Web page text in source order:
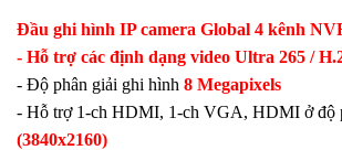
Đầu ghi hình IP camera Global 4 kênh
- Hỗ trợ các định dạng video Ultra 265 /
- Độ phân giải ghi hình 8 Megapixels
- Hỗ trợ 1-ch HDMI, 1-ch VGA, HDMI ở độ
(3840x2160)